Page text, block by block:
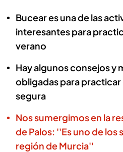
Bucear es una de las
interesantes para
verano
Hay algunos consejos y
obligadas para
segura
Nos sumergimos en la
de Palos: ''Es uno de los
región de Murcia''